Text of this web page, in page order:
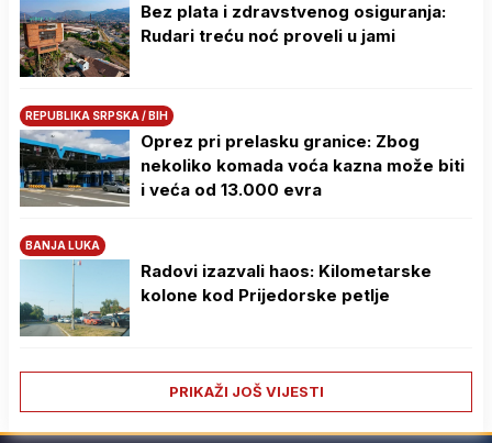
Bez plata i zdravstvenog osiguranja:
Rudari treću noć proveli u jami
REPUBLIKA SRPSKA / BIH
Oprez pri prelasku granice: Zbog
nekoliko komada voća kazna može biti
i veća od 13.000 evra
BANJA LUKA
Radovi izazvali haos: Kilometarske
kolone kod Prijedorske petlje
PRIKAŽI JOŠ VIJESTI